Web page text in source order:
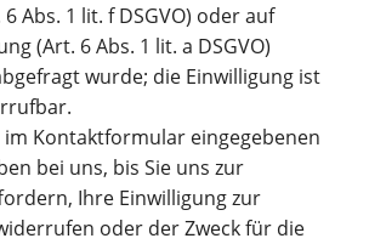
Abs. 1 lit. f DSGVO) oder auf
(Art. 6 Abs. 1 lit. a DSGVO)
wurde; die Einwilligung ist
im Kontaktformular eingegebenen
bei uns, bis Sie uns zur
Ihre Einwilligung zur
oder der Zweck für die